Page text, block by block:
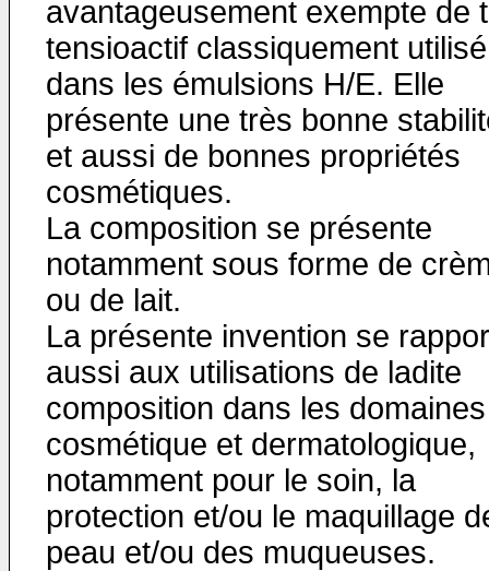
avantageusement exempte de
tensioactif classiquement utilisé
dans les émulsions H/E. Elle
présente une très bonne
et aussi de bonnes propriétés
cosmétiques.
La composition se présente
notamment sous forme de
ou de lait.
La présente invention se
aussi aux utilisations de ladite
composition dans les domaines
cosmétique et dermatologique,
notamment pour le soin, la
protection et/ou le maquillage
peau et/ou des muqueuses.